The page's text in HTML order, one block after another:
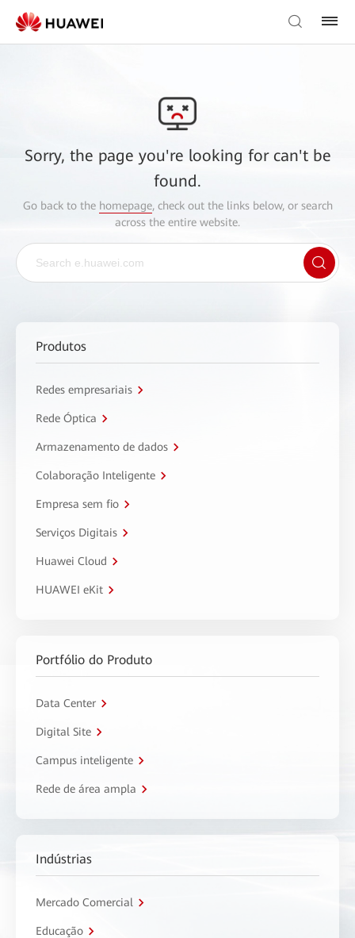
Sorry, the page you're looking for can't be
found.
Go back to the homepage, check out the links below, or search
across the entire website.
Produtos
Redes empresariais
Rede Óptica
Armazenamento de dados
Colaboração Inteligente
Empresa sem fio
Serviços Digitais
Huawei Cloud
HUAWEI eKit
Portfólio do Produto
Data Center
Digital Site
Campus inteligente
Rede de área ampla
Indústrias
Mercado Comercial
Educação